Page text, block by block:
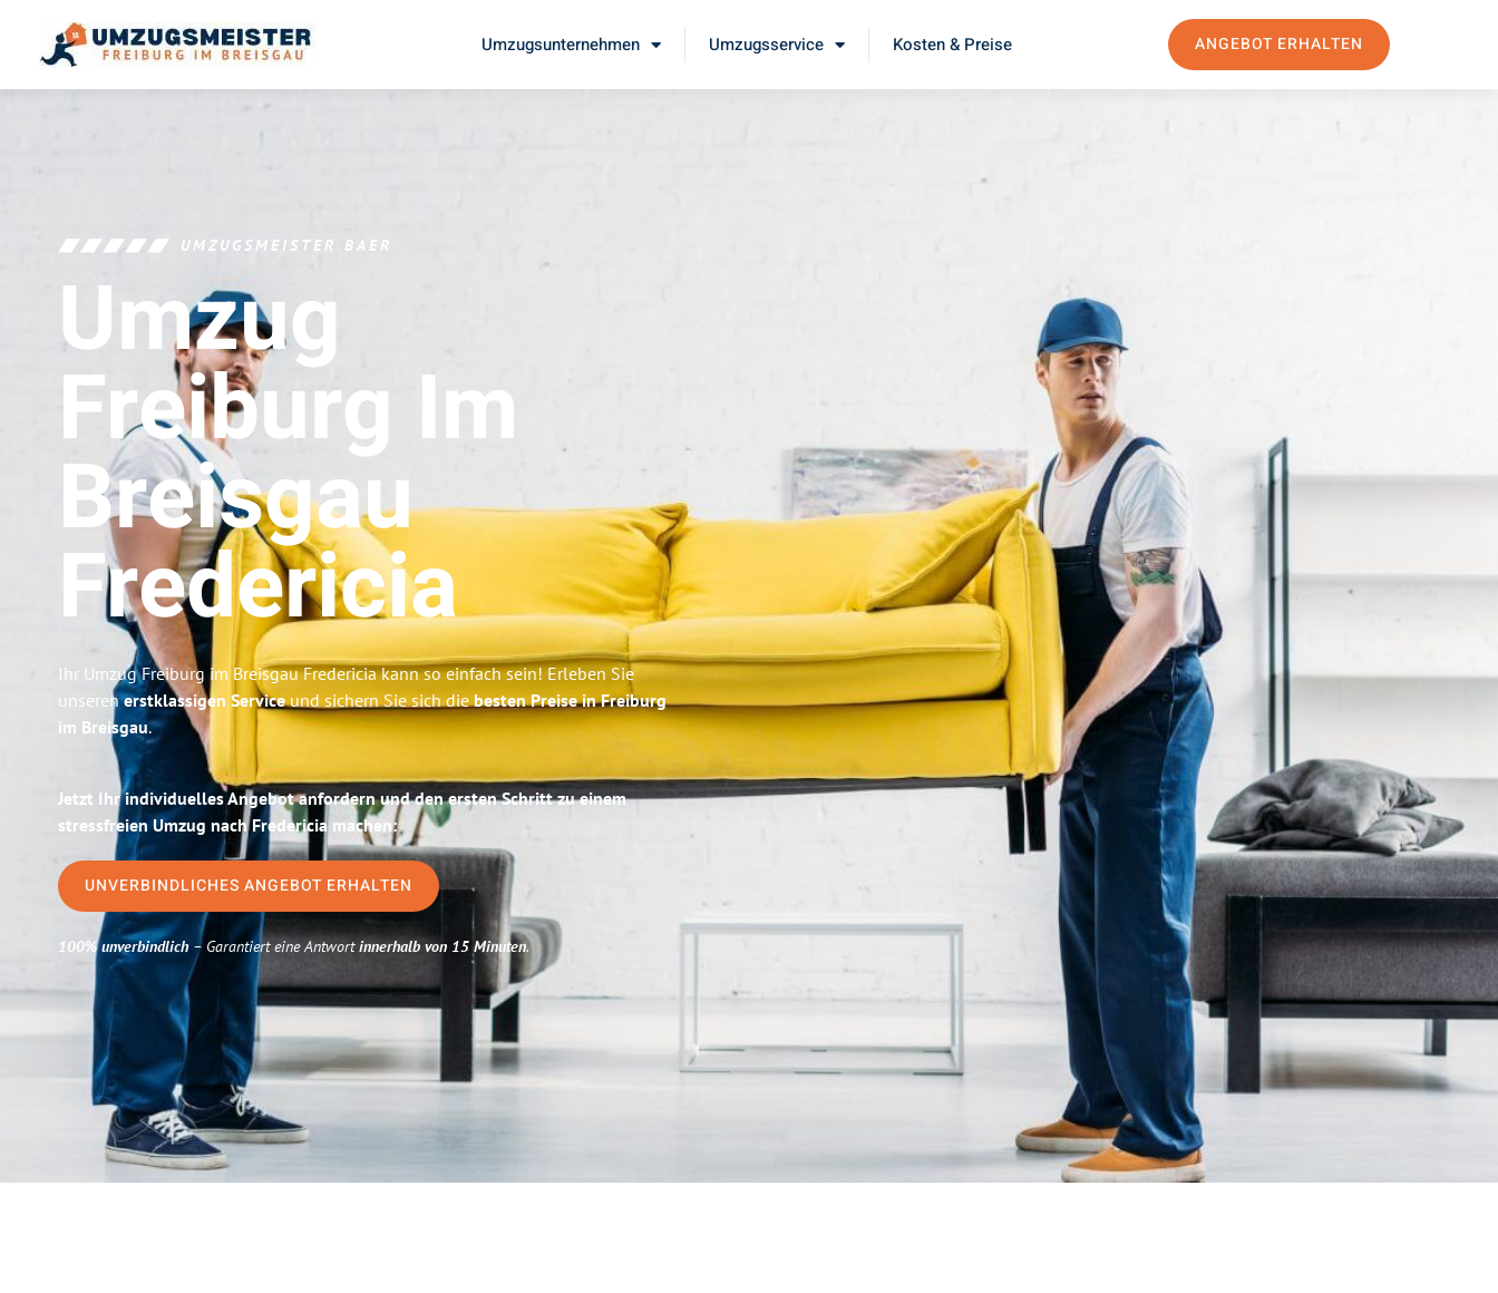
Umzugsunternehmen Umzugsservice Kosten & Preise ANGEBOT ERHALTEN
UMZUGSMEISTER BAER
Umzug
Freiburg Im
Breisgau
Fredericia
Ihr Umzug Freiburg im Breisgau Fredericia kann so einfach sein! Erleben Sie
unserenerstklassigen Serviceund sichern Sie sich diebesten Preise in Freiburg
im Breisgau.
Jetzt Ihr individuelles Angebot anfordern und den ersten Schritt zu einem
stressfreien Umzug nach Fredericia machen:
UNVERBINDLICHES ANGEBOT ERHALTEN
100% unverbindlich– Garantiert eine Antwortinnerhalb von 15 Minuten.